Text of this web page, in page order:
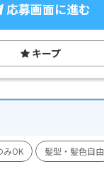
応募画面に進む
キープ
みOK 髪型・髪色自由